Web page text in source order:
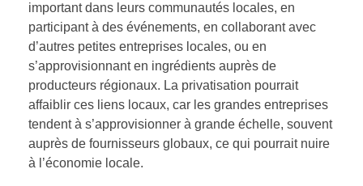
important dans leurs communautés locales, en
participant à des événements, en collaborant avec
d’autres petites entreprises locales, ou en
s’approvisionnant en ingrédients auprès de
producteurs régionaux. La privatisation pourrait
affaiblir ces liens locaux, car les grandes entreprises
tendent à s’approvisionner à grande échelle, souvent
auprès de fournisseurs globaux, ce qui pourrait nuire
à l’économie locale.